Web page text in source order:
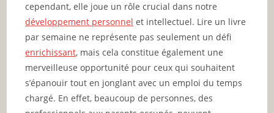
cependant, elle joue un rôle crucial dans notre
développement personnel et intellectuel. Lire un livre
par semaine ne représente pas seulement un défi
enrichissant, mais cela constitue également une
merveilleuse opportunité pour ceux qui souhaitent
s’épanouir tout en jonglant avec un emploi du temps
chargé. En effet, beaucoup de personnes, des